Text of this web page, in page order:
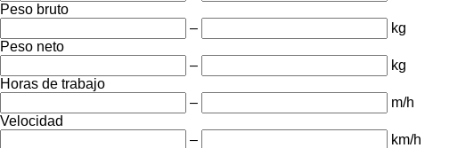
Peso bruto
–
kg
Peso neto
–
kg
Horas de trabajo
–
m/h
Velocidad
–
km/h